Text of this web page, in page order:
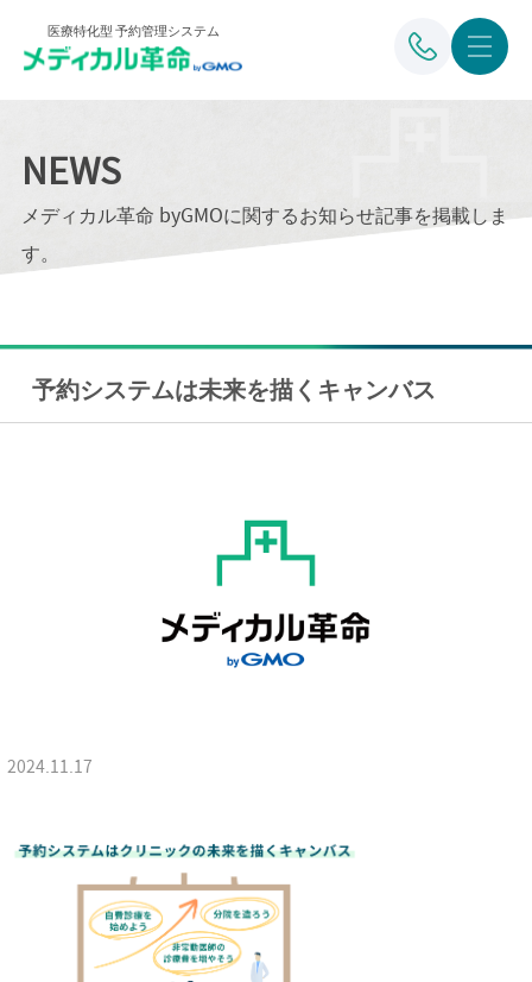
医療特化型 予約管理システム
NEWS
メディカル革命 byGMOに関するお知らせ記事を掲載しま
す。
予約システムは未来を描くキャンバス
2024.11.17